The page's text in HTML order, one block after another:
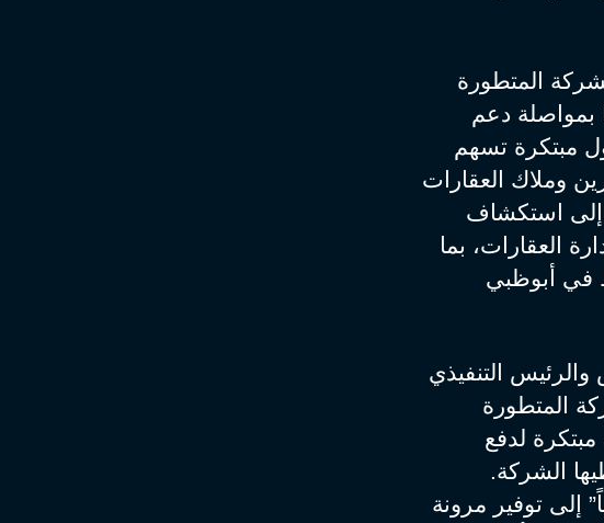
المتطورة
بمواصلة دعم
مبتكرة تسهم
وملاك العقارات
إلى استكشاف
العقارات، بما
في أبوظبي
التنفيذي
المتطورة
لدفع
الشركة.
إلى توفير مرونة